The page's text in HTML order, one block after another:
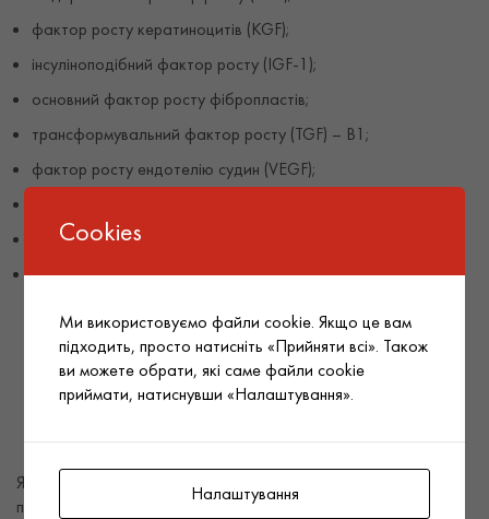
фактор росту кератиноцитів (KGF);
інсуліноподібний фактор росту (IGF-1);
основний фактор росту фібропластів;
трансформувальний фактор росту (TGF) – B1;
фактор росту ендотелію судин (VEGF);
фіто-пептид;
пептид медузи.
Чому варто купити корейську
косметику оптом в інтернет-
магазині Sparcos
Якщо вас цікавить корейська косметика оптом без
посередників, наша компанія – офіційний дистриб’ютор в
Cookies
Ми використовуємо файли cookie. Якщо це вам
підходить, просто натисніть «Прийняти всі». Також
ви можете обрати, які саме файли cookie
приймати, натиснувши «Налаштування».
Налаштування